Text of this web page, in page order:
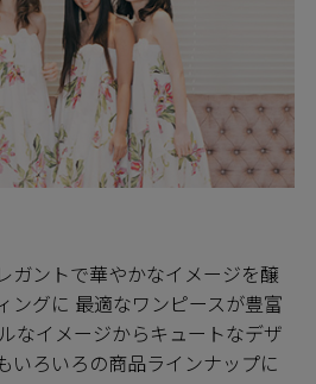
ガントで華やかなイメージを醸
ングに 最適なワンピースが豊富
なイメージからキュートなデザ
いろいろの商品ラインナップに